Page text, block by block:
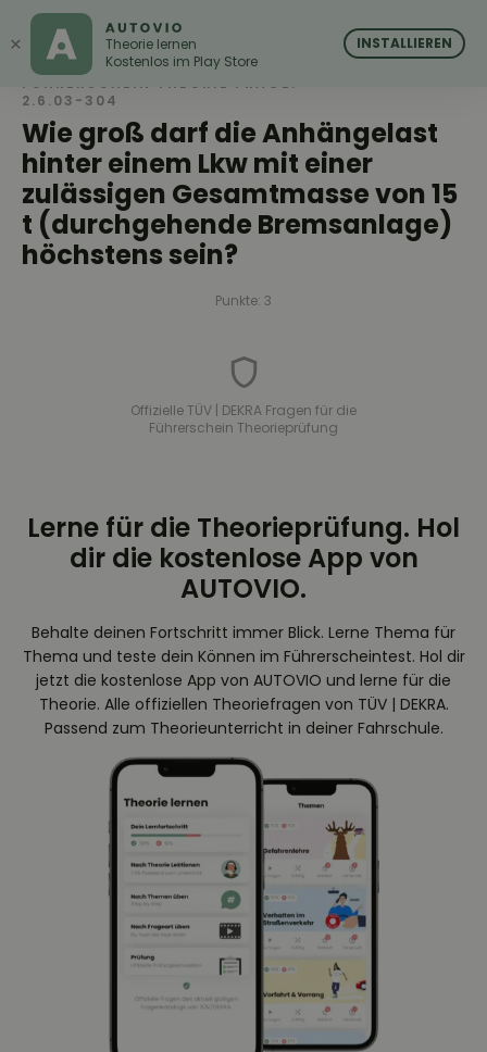
AUTOVIO
Wie groß darf die Anhängelast
hinter einem Lkw mit einer
zulässigen Gesamtmasse von 15
t (durchgehende Bremsanlage)
höchstens sein?
FÜHRERSCHEIN THEORIE FRAGE:
2.6.03-304
Punkte: 3
Offizielle TÜV | DEKRA Fragen für die
Führerschein Theorieprüfung
Lerne für die Theorieprüfung. Hol
dir die kostenlose App von
AUTOVIO.
Behalte deinen Fortschritt immer Blick. Lerne Thema für
Thema und teste dein Können im Führerscheintest. Hol dir
jetzt die kostenlose App von AUTOVIO und lerne für die
Theorie. Alle offiziellen Theoriefragen von TÜV | DEKRA.
Passend zum Theorieunterricht in deiner Fahrschule.
× AUTOVIO
Theorie lernen
Kostenlos im Play Store
INSTALLIEREN